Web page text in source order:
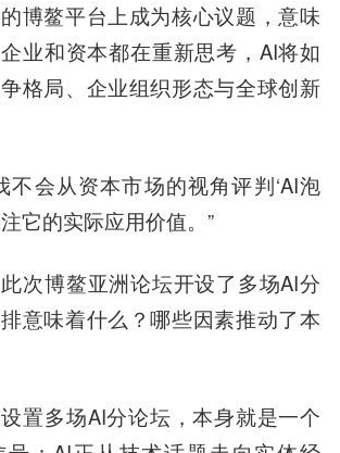
博鳌平台上成为核心议题，意味
业和资本都在重新思考，AI将如
格局、企业组织形态与全球创新
不会从资本市场的视角评判‘AI泡
它的实际应用价值。”
此次博鳌亚洲论坛开设了多场AI分
意味着什么？哪些因素推动了本
设置多场AI分论坛，本身就是一个